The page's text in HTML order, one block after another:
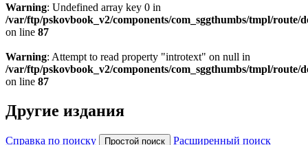
Warning: Undefined array key 0 in
/var/ftp/pskovbook_v2/components/com_sggthumbs/tmpl/route/
on line 87
Warning: Attempt to read property "introtext" on null in
/var/ftp/pskovbook_v2/components/com_sggthumbs/tmpl/route/
on line 87
Другие издания
Справка по поиску
Расширенный поиск